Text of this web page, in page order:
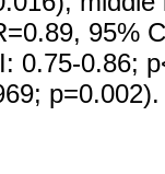
95%
0.75-0.86;
p=0.002).